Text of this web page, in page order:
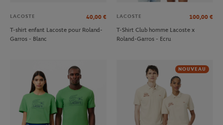
LACOSTE 40,00 €
T-shirt enfant Lacoste pour Roland-
Garros - Blanc
LACOSTE 100,00 €
T-Shirt Club homme Lacoste x
Roland-Garros - Ecru
NOUVEAU